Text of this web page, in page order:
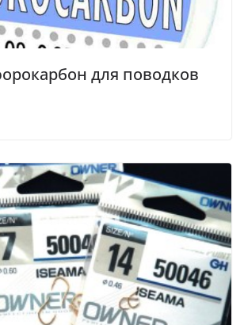
для поводков